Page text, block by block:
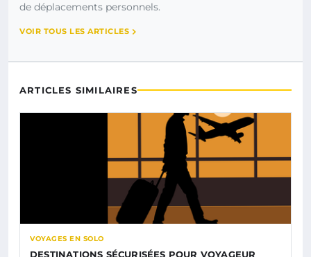
de déplacements personnels.
VOIR TOUS LES ARTICLES
ARTICLES SIMILAIRES
VOYAGES EN SOLO
DESTINATIONS SÉCURISÉES POUR VOYAGEUR